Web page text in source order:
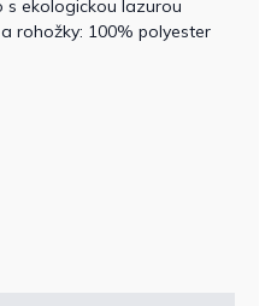
s ekologickou lazurou
rohožky: 100% polyester